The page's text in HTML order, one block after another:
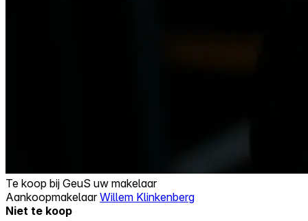
Te koop bij GeuS uw makelaar
AankoopmakelaarWillem Klinkenberg
Niet te koop